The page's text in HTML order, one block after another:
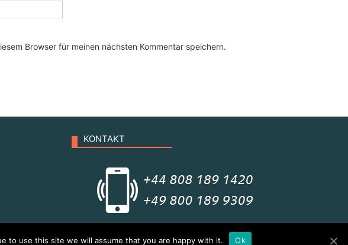
Browser für meinen nächsten Kommentar speichern.
KONTAKT
© Copyright 2021 All rights reserved
to use this site we will assume that you are happy with it. Ok